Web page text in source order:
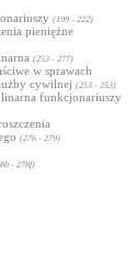
(199 - 222)
pieniężne
(253 - 277)
w sprawach
cywilnej (253 - 253)
funkcjonariuszy
(276 - 279)
- 278f)